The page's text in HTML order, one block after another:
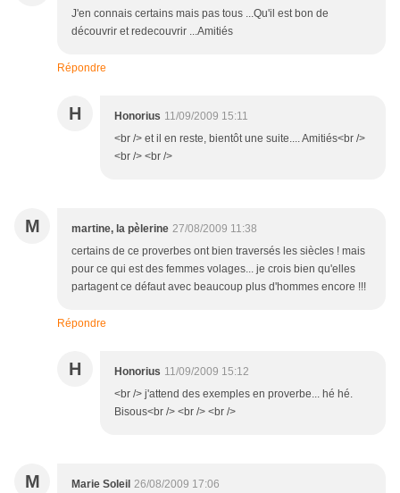
J'en connais certains mais pas tous ...Qu'il est bon de
découvrir et redecouvrir ...Amitiés
Répondre
H Honorius 11/09/2009 15:11
<br /> et il en reste, bientôt une suite.... Amitiés<br />
<br /> <br />
M martine, la pèlerine 27/08/2009 11:38
certains de ce proverbes ont bien traversés les siècles ! mais
pour ce qui est des femmes volages... je crois bien qu'elles
partagent ce défaut avec beaucoup plus d'hommes encore !!!
Répondre
H Honorius 11/09/2009 15:12
<br /> j'attend des exemples en proverbe... hé hé.
Bisous<br /> <br /> <br />
M Marie Soleil 26/08/2009 17:06